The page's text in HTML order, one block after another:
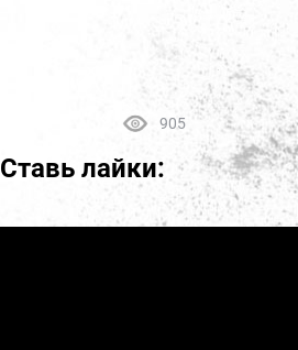
905
Ставь лайки: